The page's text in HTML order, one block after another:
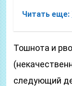
Читать еще:
Тошнота и
следующий